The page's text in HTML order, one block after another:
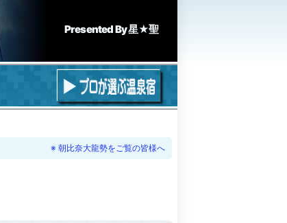
Presented By星★聖
朝比奈大龍勢をご覧の皆様へ